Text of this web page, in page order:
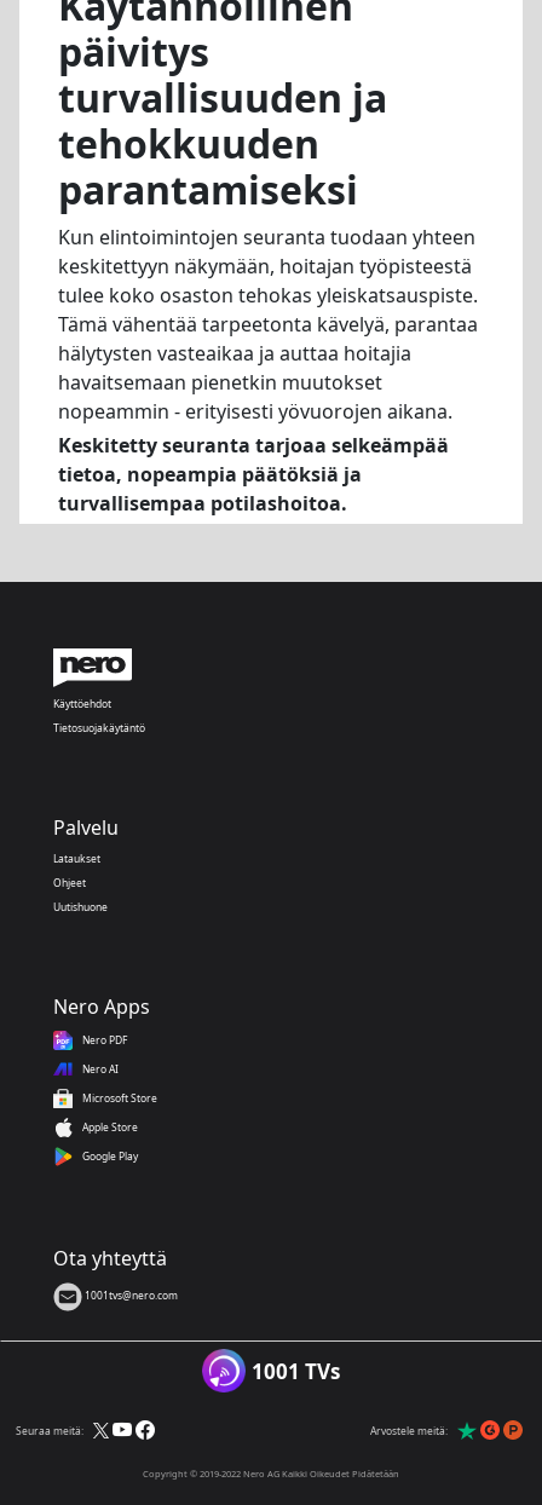
päivitys
turvallisuuden ja
tehokkuuden
parantamiseksi
Kun elintoimintojen seuranta tuodaan yhteen
keskitettyyn näkymään, hoitajan työpisteestä
tulee koko osaston tehokas yleiskatsauspiste.
Tämä vähentää tarpeetonta kävelyä, parantaa
hälytysten vasteaikaa ja auttaa hoitajia
havaitsemaan pienetkin muutokset
nopeammin - erityisesti yövuorojen aikana.
Keskitetty seuranta tarjoaa selkeämpää
tietoa, nopeampia päätöksiä ja
turvallisempaa potilashoitoa.
Käyttöehdot
Tietosuojakäytäntö
Palvelu
Lataukset
Ohjeet
Uutishuone
Nero Apps
Nero PDF
Nero AI
Microsoft Store
Apple Store
Google Play
Ota yhteyttä
1001tvs@nero.com
1001 TVs
Seuraa meitä: Arvostele meitä:
Copyright © 2019-2022 Nero AG Kaikki Oikeudet Pidätetään